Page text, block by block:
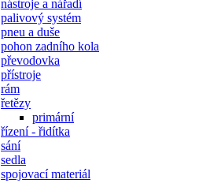
nástroje a nářadí
palivový systém
pneu a duše
pohon zadního kola
převodovka
přístroje
rám
řetězy
primární
řízení - řidítka
sání
sedla
spojovací materiál